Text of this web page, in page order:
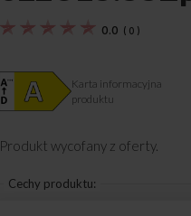
0.0 ( 0 )
Karta informacyjna
produktu
Produkt wycofany z oferty.
Cechy produktu: